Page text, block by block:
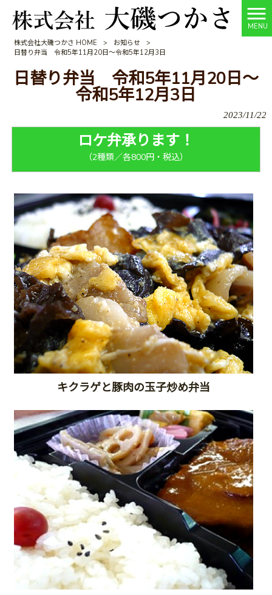
MENU
株式会社大磯つかさ HOME
> お知らせ
>
日替り弁当 令和5年11月20日～令和5年12月3日
日替り弁当 令和5年11月20日～
令和5年12月3日
2023/11/22
ロケ弁承ります！
（2種類／各800円・税込）
キクラゲと豚肉の玉子炒め弁当